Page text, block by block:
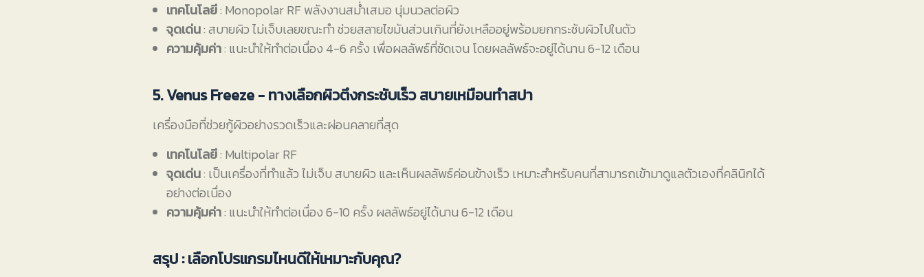
เทคโนโลยี: Monopolar RF พลังงานสม่ำเสมอ นุ่มนวลต่อผิว
จุดเด่น: สบายผิว ไม่เจ็บเลยขณะทำ ช่วยสลายไขมันส่วนเกินที่ยังเหลืออยู่พร้อมยกกระชับผิวไปในตัว
ความคุ้มค่า: แนะนำให้ทำต่อเนื่อง 4-6 ครั้ง เพื่อผลลัพธ์ที่ชัดเจน โดยผลลัพธ์จะอยู่ได้นาน 6-12 เดือน
5. Venus Freeze - ทางเลือกผิวตึงกระชับเร็ว สบายเหมือนทำสปา
เครื่องมือที่ช่วยกู้ผิวอย่างรวดเร็วและผ่อนคลายที่สุด
เทคโนโลยี: Multipolar RF
จุดเด่น: เป็นเครื่องที่ทำแล้ว ไม่เจ็บ สบายผิว และเห็นผลลัพธ์ค่อนข้างเร็ว เหมาะสำหรับคนที่สามารถเข้ามาดูแลตัวเองที่คลินิกได้
อย่างต่อเนื่อง
ความคุ้มค่า: แนะนำให้ทำต่อเนื่อง 6-10 ครั้ง ผลลัพธ์อยู่ได้นาน 6-12 เดือน
สรุป : เลือกโปรแกรมไหนดีให้เหมาะกับคุณ?